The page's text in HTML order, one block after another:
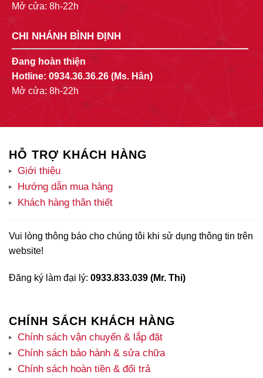
Mở cửa: 8h-22h
CHI NHÁNH BÌNH ĐỊNH
Đang hoàn thiện
Hotline: 0934.36.36.26 (Ms. Hân)
Mở cửa: 8h-22h
HỖ TRỢ KHÁCH HÀNG
Giới thiệu
Hướng dẫn mua hàng
Khách hàng thân thiết
Vui lòng thông báo cho chúng tôi khi sử dụng thông tin trên
website!
Đăng ký làm đại lý: 0933.833.039 (Mr. Thi)
CHÍNH SÁCH KHÁCH HÀNG
Chính sách vận chuyển & lắp đặt
Chính sách bảo hành & sửa chữa
Chính sách hoàn tiền & đổi trả